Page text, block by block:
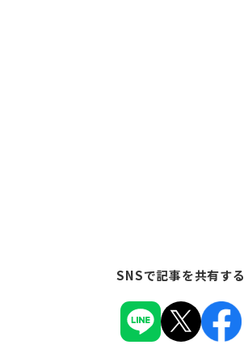
SNSで記事を共有する